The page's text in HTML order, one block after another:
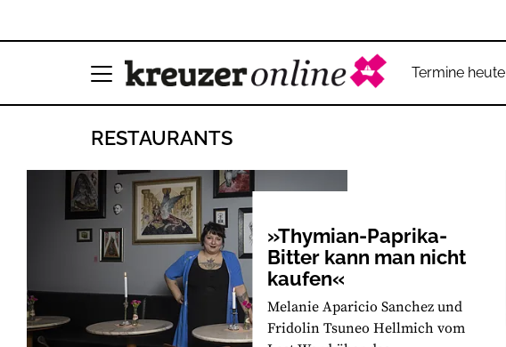
Termine heute
RESTAURANTS
»Thymian-Paprika-
Bitter kann man nicht
kaufen«
Melanie Aparicio Sanchez und
Fridolin Tsuneo Hellmich vom